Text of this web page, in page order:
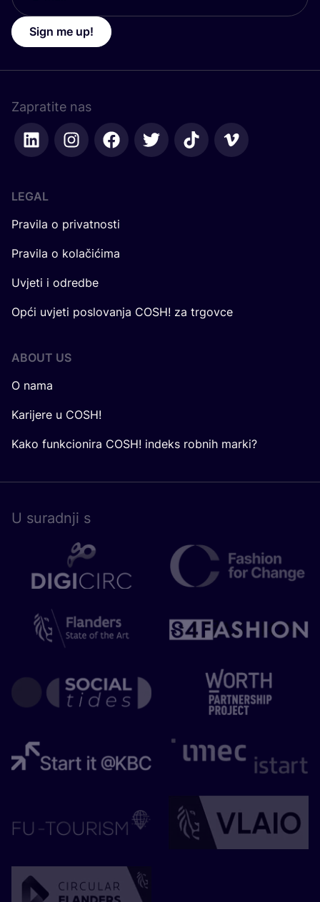
Sign me up!
Zapratite nas
LEGAL
Pravila o privatnosti
Pravila o kolačićima
Uvjeti i odredbe
Opći uvjeti poslovanja COSH! za trgovce
ABOUT US
O nama
Karijere u COSH!
Kako funkcionira COSH! indeks robnih marki?
U surad­nji s